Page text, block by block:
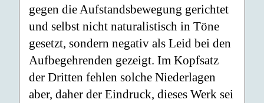
gegen die Aufstandsbewegung gerichtet
und selbst nicht naturalistisch in Töne
gesetzt, sondern negativ als Leid bei den
Aufbegehrenden gezeigt. Im Kopfsatz
der Dritten fehlen solche Niederlagen
aber, daher der Eindruck, dieses Werk sei